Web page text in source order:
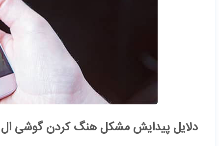
دلایل پیدایش مشکل هنگ کردن گوشی